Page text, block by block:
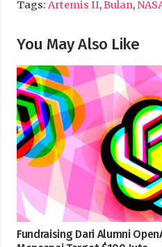
Tags: Artemis II,Bulan,
You May Also Like
Fundraising Dari Alumni